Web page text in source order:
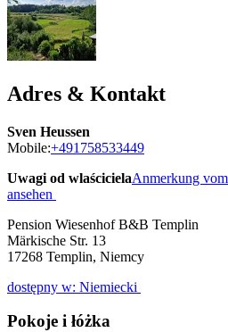
Adres & Kontakt
Sven Heussen
Mobile:+491758533449
Uwagi od wlaścicielaAnmerkung
ansehen
Pension Wiesenhof B&B Templin
Märkische Str. 13
17268 Templin, Niemcy
dostępny w: Niemiecki
Pokoje i łóżka